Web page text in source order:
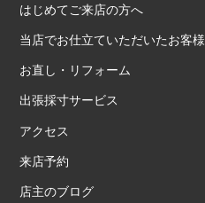
はじめてご来店の方へ
当店でお仕立ていただいたお客様
お直し・リフォーム
出張採寸サービス
アクセス
来店予約
店主のブログ